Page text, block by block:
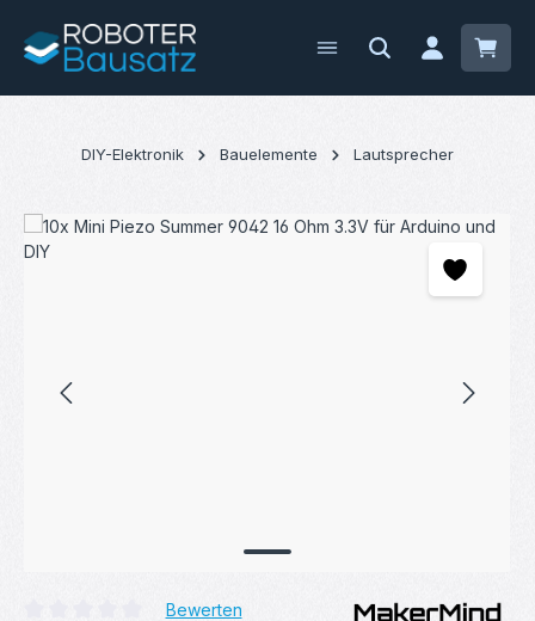
Zum Hauptinhalt springen
DIY-Elektronik Bauelemente Lautsprecher
Bildergalerie überspringen
Bewerten